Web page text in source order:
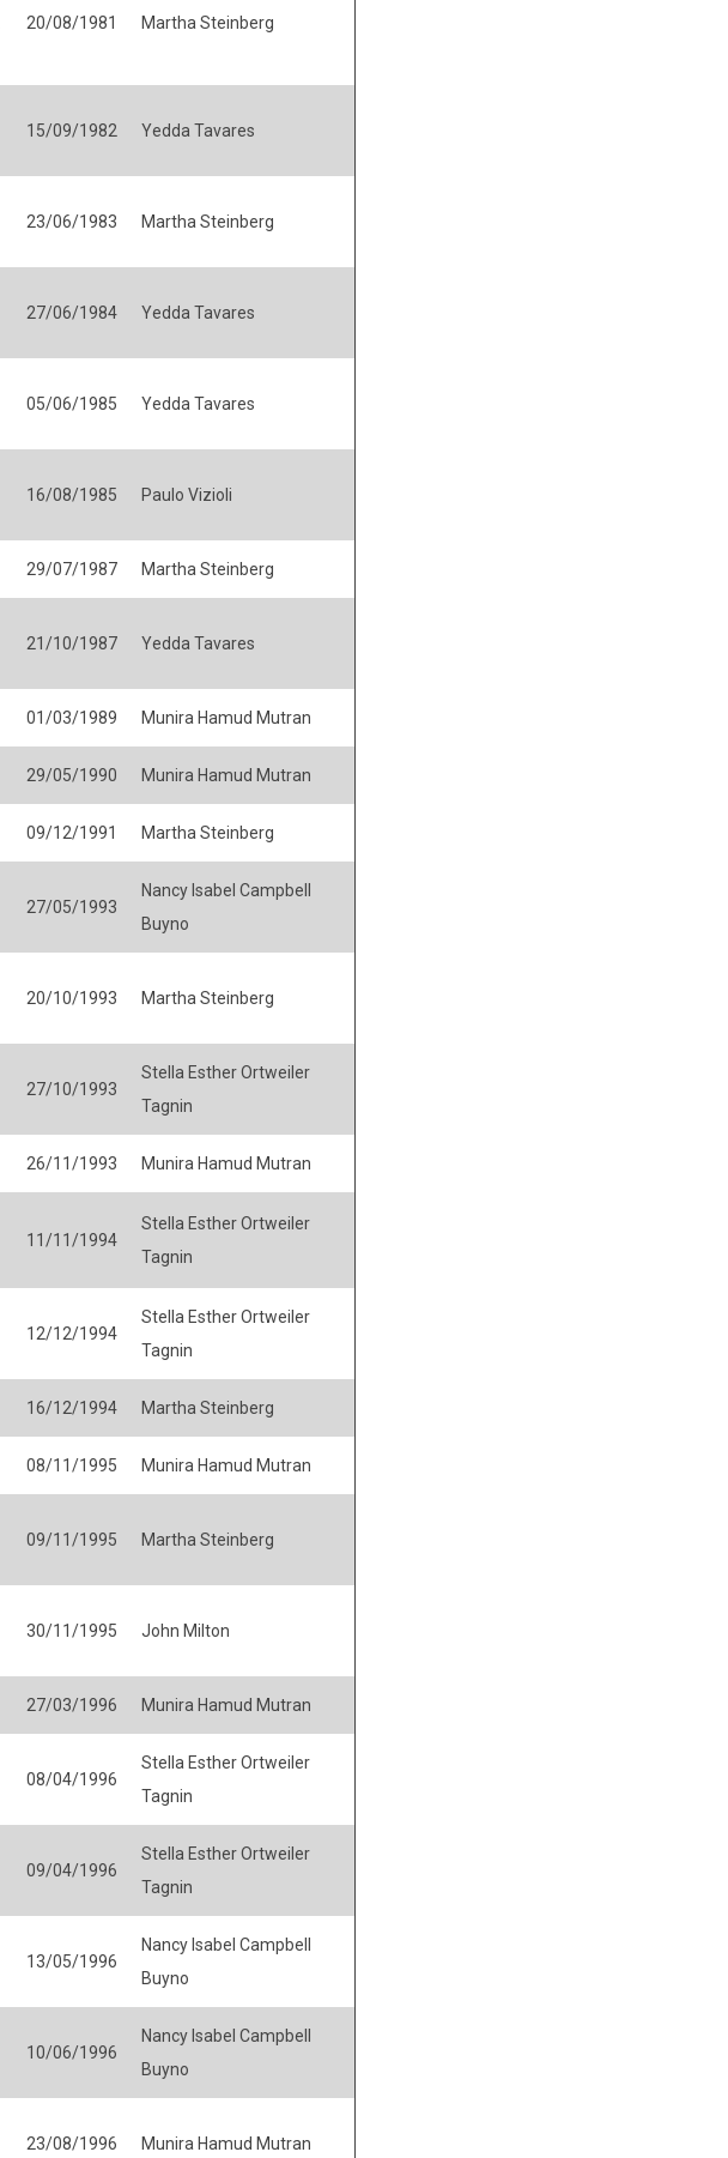
20/08/1981 Martha Steinberg
15/09/1982 Yedda Tavares
23/06/1983 Martha Steinberg
27/06/1984 Yedda Tavares
05/06/1985 Yedda Tavares
16/08/1985 Paulo Vizioli
29/07/1987 Martha Steinberg
21/10/1987 Yedda Tavares
01/03/1989 Munira Hamud Mutran
29/05/1990 Munira Hamud Mutran
09/12/1991 Martha Steinberg
27/05/1993
Nancy Isabel Campbell
Buyno
20/10/1993 Martha Steinberg
27/10/1993
Stella Esther Ortweiler
Tagnin
26/11/1993 Munira Hamud Mutran
11/11/1994
Stella Esther Ortweiler
Tagnin
12/12/1994
Stella Esther Ortweiler
Tagnin
16/12/1994 Martha Steinberg
08/11/1995 Munira Hamud Mutran
09/11/1995 Martha Steinberg
30/11/1995 John Milton
27/03/1996 Munira Hamud Mutran
08/04/1996
Stella Esther Ortweiler
Tagnin
09/04/1996
Stella Esther Ortweiler
Tagnin
13/05/1996
Nancy Isabel Campbell
Buyno
10/06/1996
Nancy Isabel Campbell
Buyno
23/08/1996 Munira Hamud Mutran